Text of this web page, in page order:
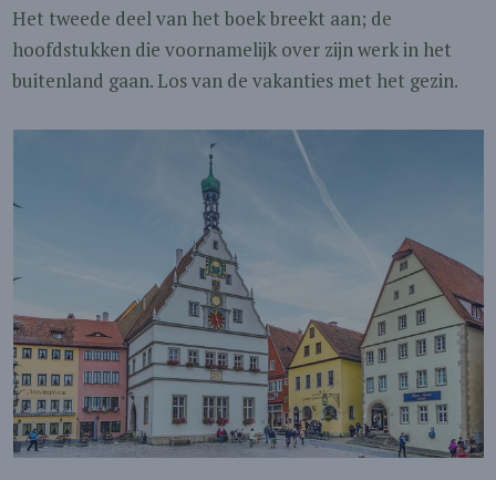
Het tweede deel van het boek breekt aan; de
hoofdstukken die voornamelijk over zijn werk in het
buitenland gaan. Los van de vakanties met het gezin.